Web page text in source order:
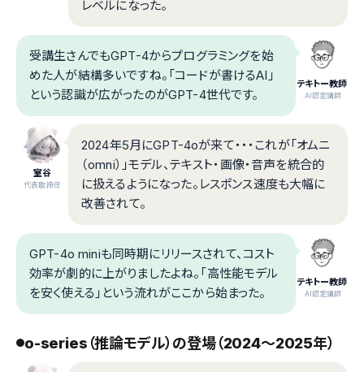
レベルになった。
テキトー教師
.AI認定講師
受講生さんでもGPT-4からプログラミングを始
めた人が結構多いですね。「コードが書けるAI」
という認識が広がったのがGPT-4世代です。
室谷
代表取締役
2024年5月にGPT-4oが来て・・・これが「オムニ
（omni）」モデル、テキスト・画像・音声を統合的
に扱えるようになった。レスポンス速度も大幅に
改善されて。
テキトー教師
.AI認定講師
GPT-4o miniも同時期にリリースされて、コスト
効率が劇的に上がりましたよね。「高性能モデル
を安く使える」という流れがここから始まった。
o-series（推論モデル）の登場（2024〜2025年）